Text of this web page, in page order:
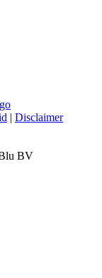
| Disclaimer
BV